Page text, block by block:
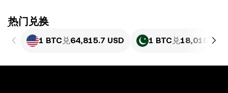
ִִִִִִִִִִִִִִִִִִִִִִִִִִִִִִִִִִִִִִִִִִִִִִִִ热门兑换
1 BTC 兑64,815.7 USD 1 BTC 兑